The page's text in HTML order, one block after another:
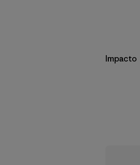
Impacto